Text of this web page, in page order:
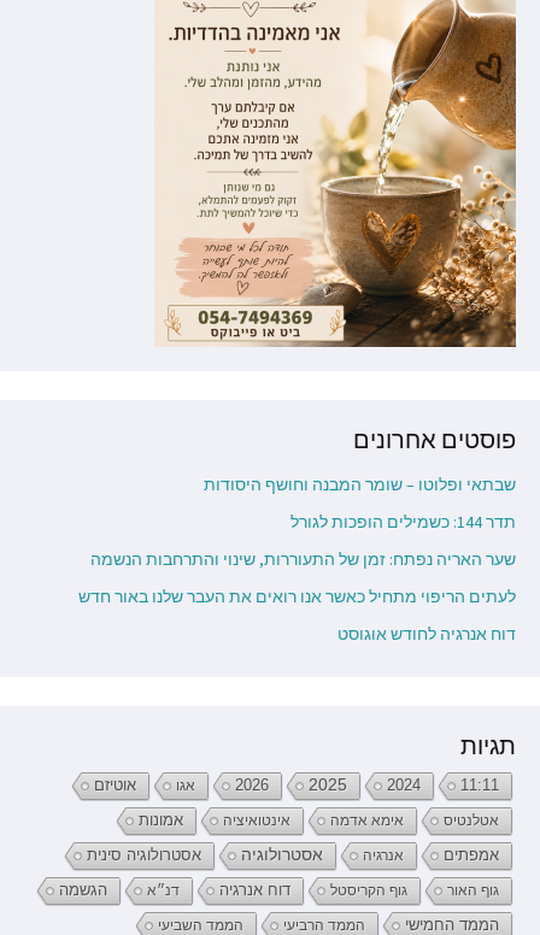
פוסטים אחרונים
שבתאי ופלוטו – שומר המבנה וחושף היסודות
תדר 144: כשמילים הופכות לגורל
שער האריה נפתח: זמן של התעוררות, שינוי והתרחבות הנשמה
לעתים הריפוי מתחיל כאשר אנו רואים את העבר שלנו באור חדש
דוח אנרגיה לחודש אוגוסט
תגיות
11:11
2024
2025
2026 אגו אוטיזם
אטלנטיס אימא אדמה אינטואיציה אמונות
אמפתים אנרגיה אסטרולוגיה אסטרולוגיה סינית
גוף האור גוף הקריסטל דוח אנרגיה דנ״א הגשמה
הממד החמישי הממד הרביעי הממד השביעי